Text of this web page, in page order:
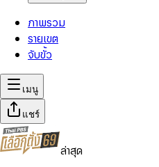
ภาพรวม
รายเขต
จับขั้ว
เมนู
แชร์
ล่าสุด